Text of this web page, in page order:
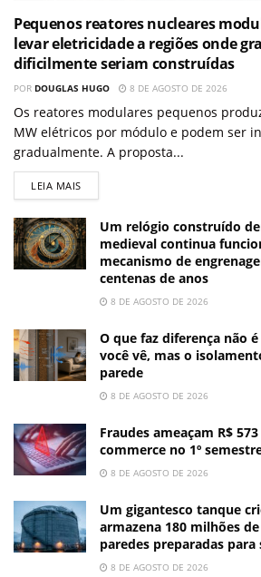
Pequenos reatores nucleares
levar eletricidade a regiões onde
dificilmente seriam construídas
POR DOUGLAS HUGO 8 DE AGOSTO DE 2026
Os reatores modulares pequenos
MW elétricos por módulo e podem ser
gradualmente. A proposta...
LEIA MAIS
Um relógio construído
medieval continua
mecanismo de
centenas de anos
8 DE AGOSTO DE 2026
O que faz diferença não
você vê, mas o
parede
8 DE AGOSTO DE 2026
Fraudes ameaçam R$
commerce no 1º
8 DE AGOSTO DE 2026
Um gigantesco tanque
armazena 180 milhões
paredes preparadas para
8 DE AGOSTO DE 2026